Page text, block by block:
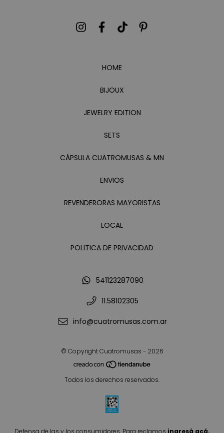
HOME
BIJOUX
JEWELRY EDITION
SETS
CÁPSULA CUATROMUSAS & MN
ENVIOS
REVENDERORAS MAYORISTAS
LOCAL
POLITICA DE PRIVACIDAD
541123287090
11.58102305
info@cuatromusas.com.ar
© Copyright Cuatromusas - 2026
Todos los derechos reservados.
Defensa de las y los consumidores. Para reclamos ingresá acá.